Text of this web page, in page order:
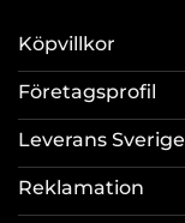
Köpvillkor
Företagsprofil
Leverans Sverige
Reklamation